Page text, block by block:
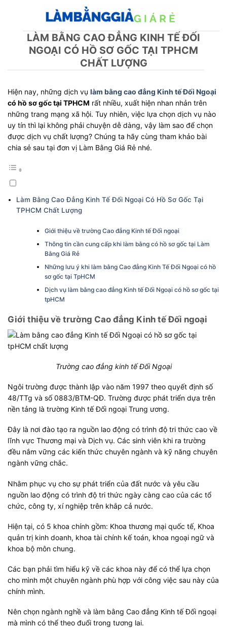
content
LÀM BẰNG CAO ĐẲNG KINH TẾ ĐỐI
NGOẠI CÓ HỒ SƠ GỐC TẠI TPHCM
CHẤT LƯỢNG
Hiện nay, những dịch vụ làm bằng cao đẳng Kinh tế Đối Ngoại
có hồ sơ gốc tại TPHCM rất nhiều, xuất hiện nhan nhản trên
những trang mạng xã hội. Tuy nhiên, việc lựa chọn dịch vụ nào
uy tín thì lại không phải chuyện dễ dàng, vậy làm sao để chọn
được dịch vụ chất lượng? Chúng ta hãy cùng tham khảo bài
chia sẻ sau tại đơn vị Làm Bằng Giá Rẻ nhé.
Làm Bằng Cao Đẳng Kinh Tế Đối Ngoại Có Hồ Sơ Gốc Tại
TPHCM Chất Lượng
Giới thiệu về trường Cao đẳng Kinh tế Đối ngoại
Thông tin cần cung cấp khi làm bằng có hồ sơ gốc tại Làm
Bằng Giá Rẻ
Những lưu ý khi làm bằng Cao đẳng Kinh Tế Đối Ngoại có hồ
sơ gốc tại TpHCM
Dịch vụ làm bằng cao đẳng Kinh tế Đối Ngoại có hồ sơ gốc tại
tpHCM
Giới thiệu về trường Cao đẳng Kinh tế Đối ngoại
Trường cao đẳng kinh tế Đối Ngoại
Ngôi trường được thành lập vào năm 1997 theo quyết định số
48/TTg và số 0883/BTM-QĐ. Trường được phát triển dựa trên
nền tảng là trường Kinh tế Đối ngoại Trung ương.
Đây là nơi đào tạo ra nguồn lao động có trình độ tri thức cao về
lĩnh vực Thương mại và Dịch vụ. Các sinh viên khi ra trường
đều nắm vững các kiến thức chuyên ngành và kỹ năng chuyên
ngành vững chắc.
Nhằm phục vụ cho sự phát triển của đất nước và yêu cầu
nguồn lao động có trình độ tri thức ngày càng cao của các tổ
chức, công ty, xí nghiệp trên khắp cả nước.
Hiện tại, có 5 khoa chính gồm: Khoa thương mại quốc tế, Khoa
quản trị kinh doanh, khoa tài chính kế toán, khoa ngoại ngữ và
khoa bộ môn chung.
Các bạn phải tìm hiểu kỹ về các khoa này để có thể lựa chọn
cho mình một chuyên ngành phù hợp với công việc sau này của
chính mình.
Nên chọn ngành nghề và làm bằng Cao đẳng Kinh tế Đối ngoại
mà mình có thể theo đuổi trong tương lai.